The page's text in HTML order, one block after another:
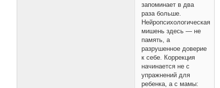
запоминает в два
раза больше.
Нейропсихологическая
мишень здесь — не
память, а
разрушенное доверие
к себе. Коррекция
начинается не с
упражнений для
ребенка, а с мамы: